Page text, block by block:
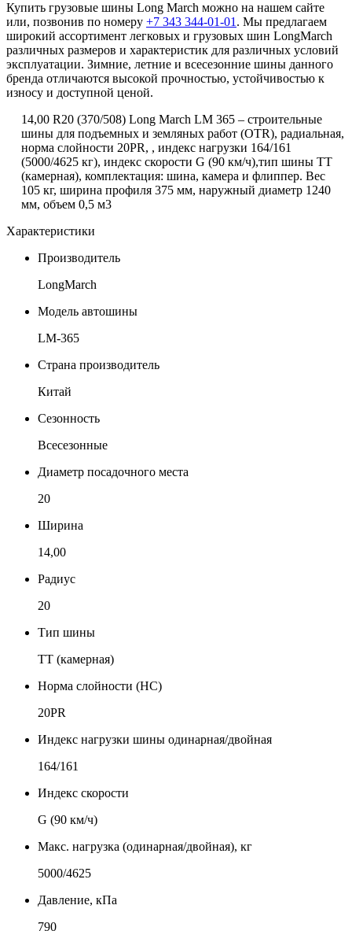
Купить грузовые шины Long March можно на нашем сайте
или, позвонив по номеру +7 343 344-01-01 . Мы предлагаем
широкий ассортимент легковых и грузовых шин LongMarch
различных размеров и характеристик для различных условий
эксплуатации. Зимние, летние и всесезонние шины данного
бренда отличаются высокой прочностью, устойчивостью к
износу и доступной ценой.
14,00 R20 (370/508) Long March LM 365 – строительные
шины для подъемных и земляных работ (OTR), радиальная,
норма слойности 20PR, , индекс нагрузки 164/161
(5000/4625 кг), индекс скорости G (90 км/ч),тип шины ТТ
(камерная), комплектация: шина, камера и флиппер. Вес
105 кг, ширина профиля 375 мм, наружный диаметр 1240
мм, объем 0,5 м3
Характеристики
Производитель
LongMarch
Модель автошины
LM-365
Страна производитель
Китай
Сезонность
Всесезонные
Диаметр посадочного места
20
Ширина
14,00
Радиус
20
Тип шины
TT (камерная)
Норма слойности (НС)
20PR
Индекс нагрузки шины одинарная/двойная
164/161
Индекс скорости
G (90 км/ч)
Макс. нагрузка (одинарная/двойная), кг
5000/4625
Давление, кПа
790